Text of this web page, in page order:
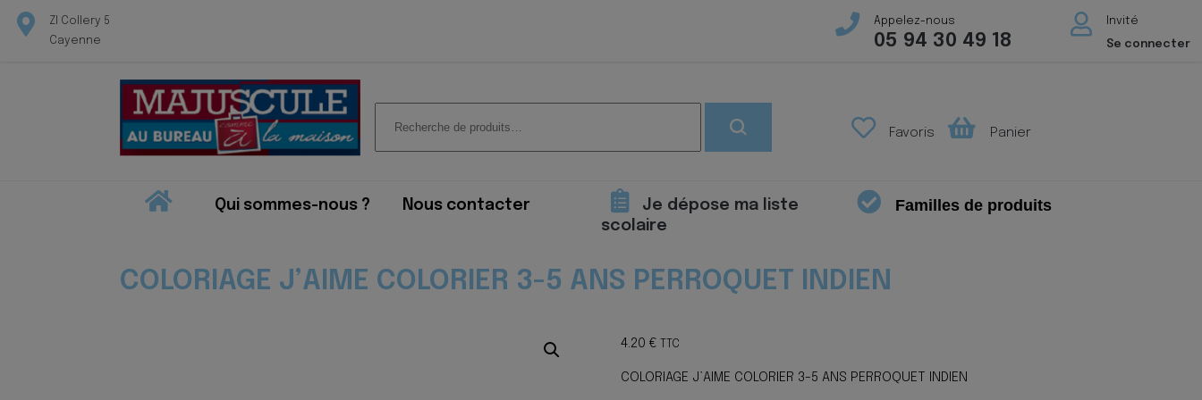
ZI Collery 5
Cayenne
Appelez-nous
05 94 30 49 18
Invité
Se connecter
pour :
Favoris Panier
Qui sommes-nous ? Nous contacter
Je dépose ma liste
scolaire
Familles de produits
COLORIAGE J’AIME COLORIER 3-5 ANS PERROQUET INDIEN
4.20 € TTC
COLORIAGE J’AIME COLORIER 3-5 ANS PERROQUET INDIEN